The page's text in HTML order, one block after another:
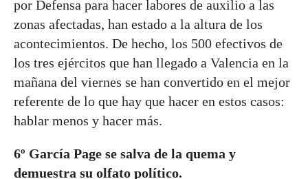
por Defensa para hacer labores de auxilio a las
zonas afectadas, han estado a la altura de los
acontecimientos. De hecho, los 500 efectivos de
los tres ejércitos que han llegado a Valencia en la
mañana del viernes se han convertido en el mejor
referente de lo que hay que hacer en estos casos:
hablar menos y hacer más.
6º García Page se salva de la quema y
demuestra su olfato político.